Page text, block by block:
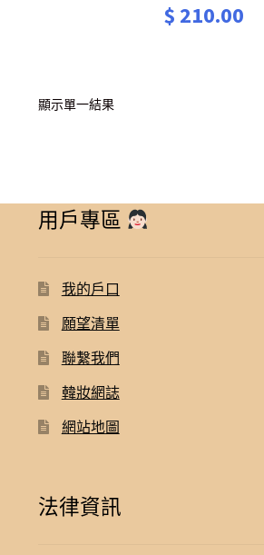
$ 210.00
顯示單一結果
用戶專區
我的戶口
願望清單
聯繫我們
韓妝網誌
網站地圖
法律資訊